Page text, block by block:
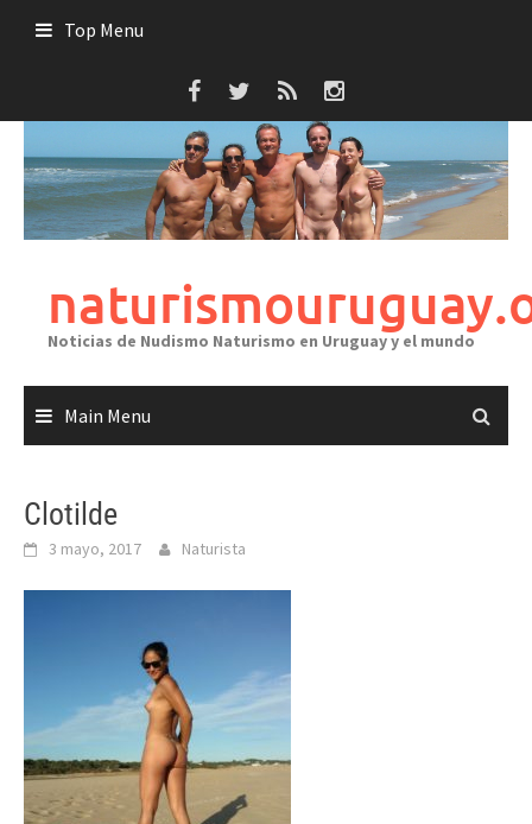
Top Menu
Noticias de Nudismo Naturismo en Uruguay y el mundo
Main Menu
Clotilde
3 mayo, 2017 Naturista